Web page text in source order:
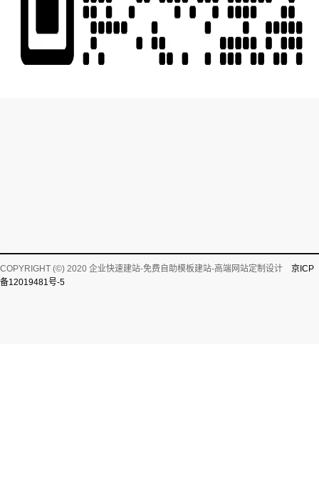
COPYRIGHT (©) 2020 企业快速建站-免费自助模板建站-高端网站定制设计
京ICP
备12019481号-5